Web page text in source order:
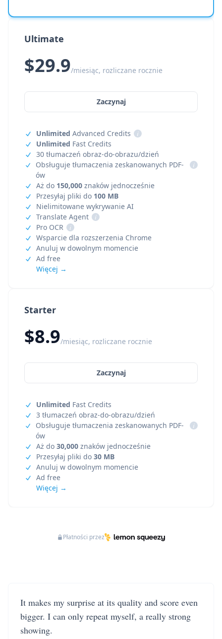
Starter
$8.9/miesiąc, rozliczane rocznie
Zaczynaj
Unlimited Fast Credits
3 tłumaczeń obraz-do-obrazu/dzień
Obsługuje tłumaczenia zeskanowanych PDF-
ów
i
Aż do 30,000 znaków jednocześnie
Przesyłaj pliki do 30 MB
Anuluj w dowolnym momencie
Ad free
Więcej →
Ultimate
$29.9/miesiąc, rozliczane rocznie
Zaczynaj
Unlimited Advanced Credits
i
Unlimited Fast Credits
30 tłumaczeń obraz-do-obrazu/dzień
Obsługuje tłumaczenia zeskanowanych PDF-
ów
i
Aż do 150,000 znaków jednocześnie
Przesyłaj pliki do 100 MB
Nielimitowane wykrywanie AI
Translate Agent
i
Pro OCR
i
Wsparcie dla rozszerzenia Chrome
Anuluj w dowolnym momencie
Ad free
Więcej →
Płatności przez
It makes my surprise at its quality and score even
bigger. I can only repeat myself, a really strong
showing.